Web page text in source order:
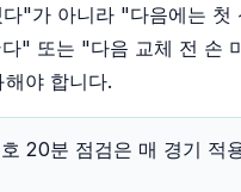
"가 아니라 "다음에는 첫
" 또는 "다음 교체 전 손
야 합니다.
20분 점검은 매 경기 적